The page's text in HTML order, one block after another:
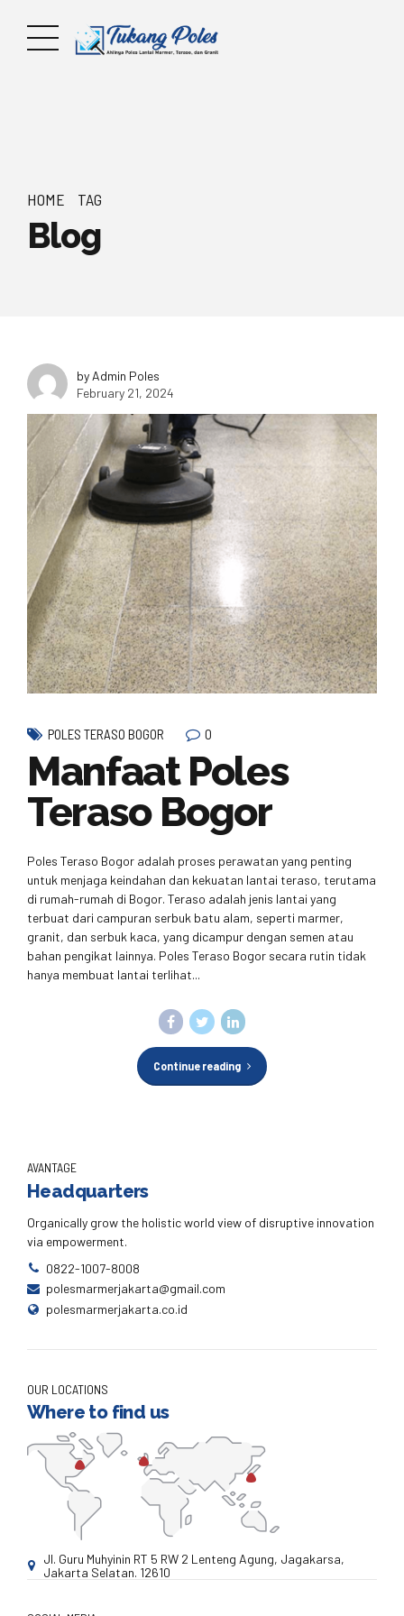
HOME TAG
Blog
by Admin Poles
February 21, 2024
POLES TERASO BOGOR 0
Manfaat Poles
Teraso Bogor
Poles Teraso Bogor adalah proses perawatan yang penting
untuk menjaga keindahan dan kekuatan lantai teraso, terutama
di rumah-rumah di Bogor. Teraso adalah jenis lantai yang
terbuat dari campuran serbuk batu alam, seperti marmer,
granit, dan serbuk kaca, yang dicampur dengan semen atau
bahan pengikat lainnya. Poles Teraso Bogor secara rutin tidak
hanya membuat lantai terlihat...
Continue reading
AVANTAGE
Headquarters
Organically grow the holistic world view of disruptive innovation
via empowerment.
0822-1007-8008
polesmarmerjakarta@gmail.com
polesmarmerjakarta.co.id
OUR LOCATIONS
Where to find us
Jl. Guru Muhyinin RT 5 RW 2 Lenteng Agung, Jagakarsa,
Jakarta Selatan. 12610